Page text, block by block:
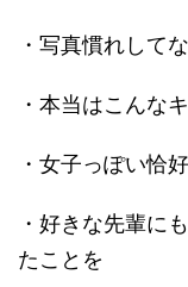
・写真慣れして
・本当はこんな
・女子っぽい恰
・好きな先輩に
たことを